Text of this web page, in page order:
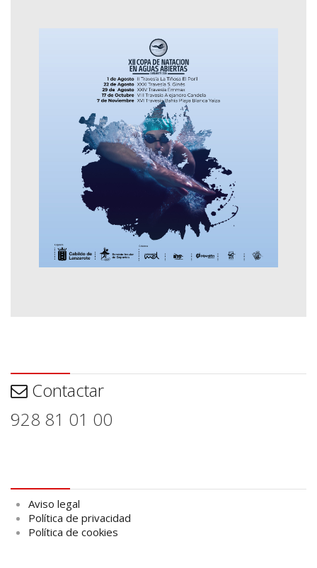
Contactar
928 81 01 00
Aviso legal
Política de privacidad
Política de cookies